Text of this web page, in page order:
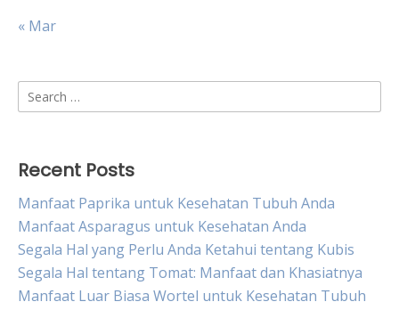
« Mar
Search
for:
Recent Posts
Manfaat Paprika untuk Kesehatan Tubuh Anda
Manfaat Asparagus untuk Kesehatan Anda
Segala Hal yang Perlu Anda Ketahui tentang Kubis
Segala Hal tentang Tomat: Manfaat dan Khasiatnya
Manfaat Luar Biasa Wortel untuk Kesehatan Tubuh